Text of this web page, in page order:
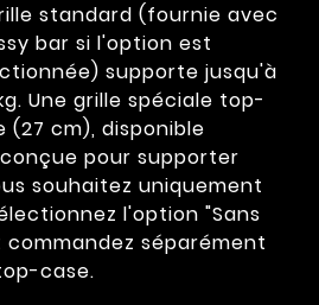
standard (fournie avec
bar si l'option est
supporte jusqu'à
Une grille spéciale top-
(27 cm), disponible
pour supporter
souhaitez uniquement
l'option "Sans
séparément
case.